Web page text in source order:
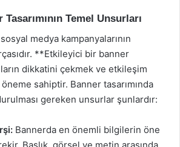
Temel Unsurları
medya kampanyalarının
**Etkileyici bir banner
dikkatini çekmek ve etkileşim
sahiptir. Banner tasarımında
gereken unsurlar şunlardır:
Bannerda en önemli bilgilerin öne
Başlık, görsel ve metin arasında